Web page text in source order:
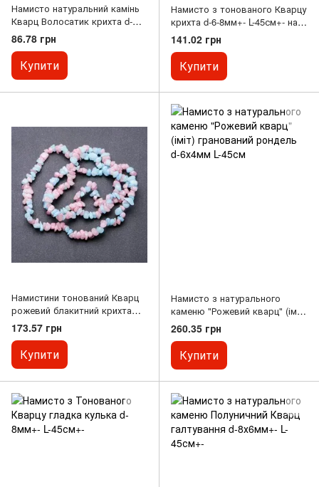
Намисто натуральний камінь
Кварц Волосатик крихта d-
7(+-)мм L-45-50см з
подовжувальним ланцюжком
86.78 грн
Купити
Намисто з тонованого Кварцу
крихта d-6-8мм+- L-45см+- на
подовжувальному ланцюжку
141.02 грн
Купити
Намистини тонований Кварц
рожевий блакитний крихта
галтівка d-6-8 + -мм нитка L-
85см
173.57 грн
Купити
Намисто з натурального
каменю "Рожевий кварц" (іміт)
гранований рондель d-6х4мм
L-45см
260.35 грн
Купити